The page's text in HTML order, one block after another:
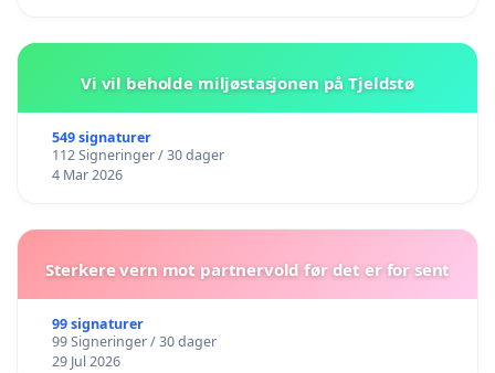
Vi vil beholde miljøstasjonen på Tjeldstø
549 signaturer
112 Signeringer / 30 dager
4 Mar 2026
Sterkere vern mot partnervold før det er for sent
99 signaturer
99 Signeringer / 30 dager
29 Jul 2026